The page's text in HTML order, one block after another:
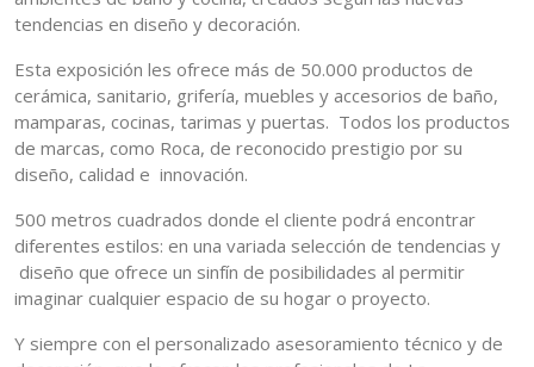
tendencias en diseño y decoración.
Esta exposición les ofrece más de 50.000 productos de
cerámica, sanitario, grifería, muebles y accesorios de baño,
mamparas, cocinas, tarimas y puertas. Todos los productos
de marcas, como Roca, de reconocido prestigio por su
diseño, calidad e innovación.
500 metros cuadrados donde el cliente podrá encontrar
diferentes estilos: en una variada selección de tendencias y
diseño que ofrece un sinfín de posibilidades al permitir
imaginar cualquier espacio de su hogar o proyecto.
Y siempre con el personalizado asesoramiento técnico y de